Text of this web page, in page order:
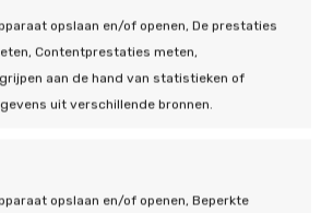
opslaan en/of openen, De prestaties
Contentprestaties meten,
aan de hand van statistieken of
uit verschillende bronnen.
opslaan en/of openen, Beperkte
geschikt
warmtepomp?